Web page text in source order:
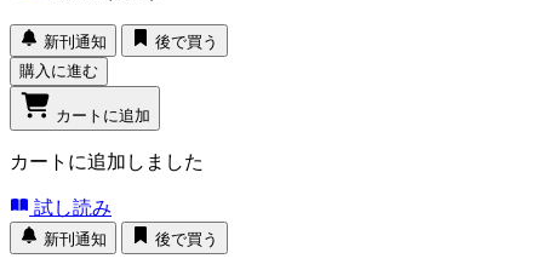
新刊通知
後で買う
購入に進む
カートに追加
カートに追加しました
試し読み
新刊通知 後で買う